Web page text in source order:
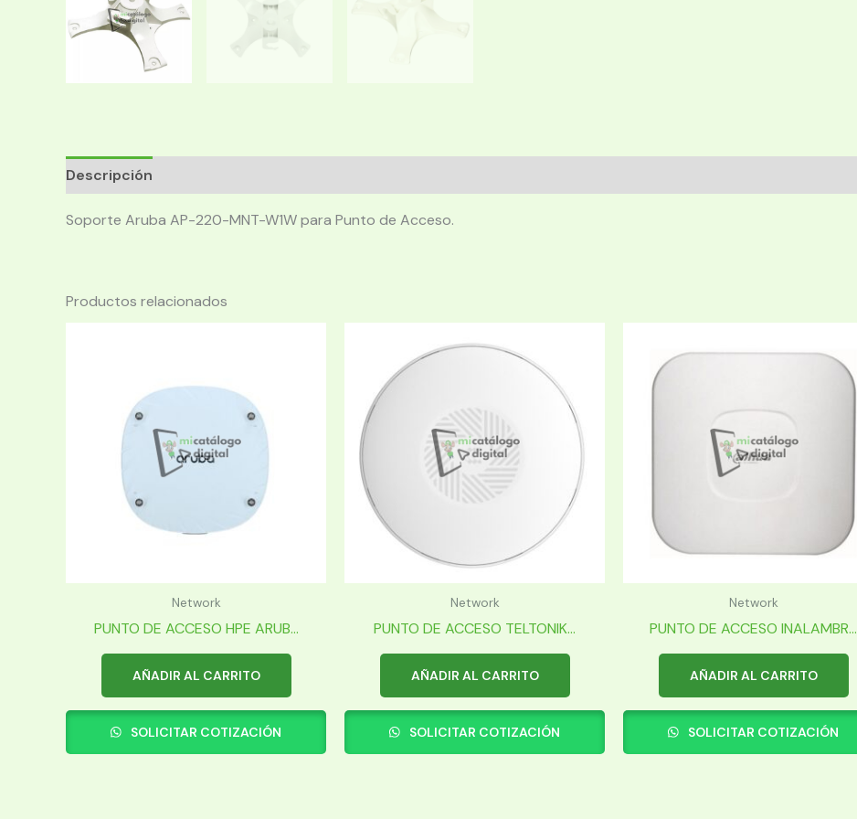
Descripción
Soporte Aruba AP-220-MNT-W1W para Punto de Acceso.
Productos relacionados
Network
PUNTO DE ACCESO HPE ARUB...
AÑADIR AL CARRITO
SOLICITAR COTIZACIÓN
Network
PUNTO DE ACCESO TELTONIK...
AÑADIR AL CARRITO
SOLICITAR COTIZACIÓN
Network
PUNTO DE ACCESO INALAMBR...
AÑADIR AL CARRITO
SOLICITAR COTIZACIÓN